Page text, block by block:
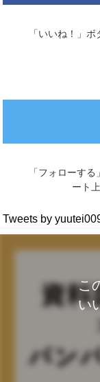
「いいね！」
「フォローす
ート
Tweets by
こ
い